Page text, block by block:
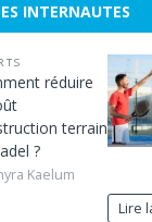
INTERNAUTES
réduire
terrain
?
Kaelum
Lire